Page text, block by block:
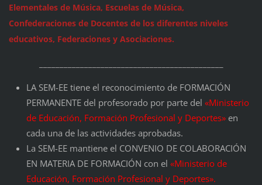
Elementales de Música, Escuelas de Música,
Confederaciones de Docentes de los diferentes niveles
educativos, Federaciones y Asociaciones.
LA SEM-EE tiene el reconocimiento de FORMACIÓN
PERMANENTE del profesorado por parte del «Ministerio
de Educación, Formación Profesional y Deportes» en
cada una de las actividades aprobadas.
La SEM-EE mantiene el CONVENIO DE COLABORACIÓN
EN MATERIA DE FORMACIÓN con el «Ministerio de
Educación, Formación Profesional y Deportes».